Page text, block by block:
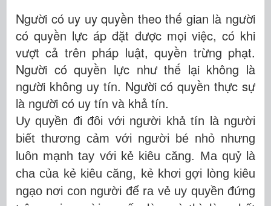
Người có uy uy quyền theo thế gian là người
có quyền lực áp đặt được mọi việc, có khi
vượt cả trên pháp luật, quyền trừng phạt.
Người có quyền lực như thế lại không là
người không uy tín. Người có quyền thực sự
là người có uy tín và khả tín.
Uy quyền đi đôi với người khả tín là người
biết thương cảm với người bé nhỏ nhưng
luôn mạnh tay với kẻ kiêu căng. Ma quỷ là
cha của kẻ kiêu căng, kẻ khơi gợi lòng kiêu
ngạo nơi con người để ra vẻ uy quyền đứng